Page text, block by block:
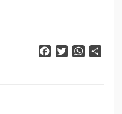
FacebookTwitter